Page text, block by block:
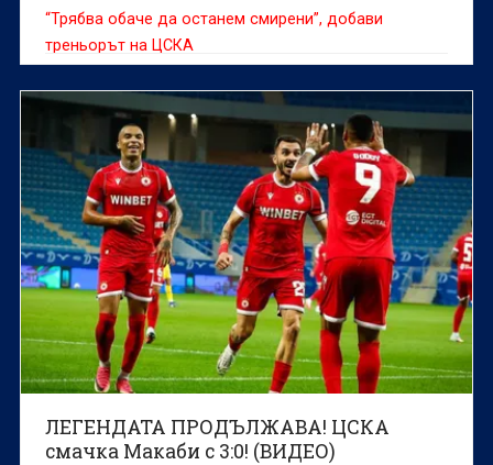
“Трябва обаче да останем смирени”, добави
треньорът на ЦСКА
ЛЕГЕНДАТА ПРОДЪЛЖАВА! ЦСКА
смачка Макаби с 3:0! (ВИДЕО)